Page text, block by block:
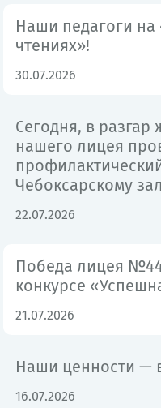
Наши педагоги на
чтениях»!
30.07.2026
Сегодня, в разгар
нашего лицея
Чебоксарскому
22.07.2026
Победа лицея
конкурсе
21.07.2026
Наши ценности —
16.07.2026